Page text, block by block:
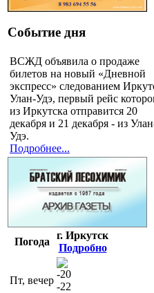
Событие дня
ВСЖД объявила о продаже
билетов на новый «Дневной
экспресс» следованием
Улан-Удэ, первый рейс
из Иркутска отправится 20
декабря и 21 декабря - из
Удэ.
Подробнее...
Погода
г. Иркутск
Подробно
Пт, вечер
-20
-22